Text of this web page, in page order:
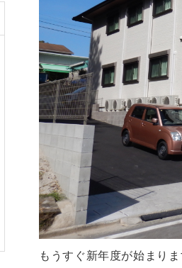
もうすぐ新年度が始まりま